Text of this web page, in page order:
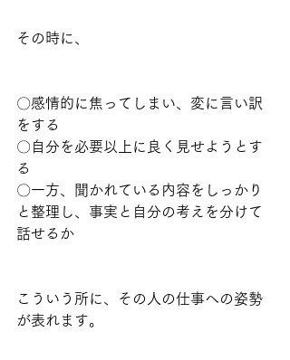
その時に、
〇感情的に焦ってしまい、変に言い訳
をする
〇自分を必要以上に良く見せようとす
る
〇一方、聞かれている内容をしっかり
と整理し、事実と自分の考えを分けて
話せるか
こういう所に、その人の仕事への姿勢
が表れます。